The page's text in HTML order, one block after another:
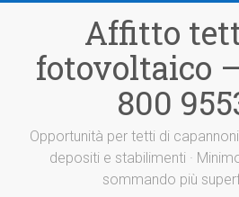
Affitto
fotovoltaico
800
Opportunità per tetti di
depositi e stabilimenti ·
sommando più